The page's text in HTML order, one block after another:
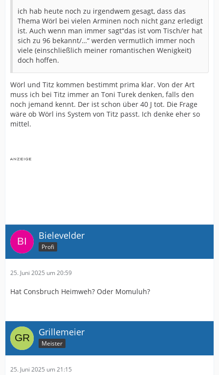
ich hab heute noch zu irgendwem gesagt, dass das
Thema Wörl bei vielen Arminen noch nicht ganz erledigt
ist. Auch wenn man immer sagt“das ist vom Tisch/er hat
sich zu 96 bekannt/…“ werden vermutlich immer noch
viele (einschließlich meiner romantischen Wenigkeit)
doch hoffen.
Wörl und Titz kommen bestimmt prima klar. Von der Art
muss ich bei Titz immer an Toni Turek denken, falls den
noch jemand kennt. Der ist schon über 40 J tot. Die Frage
wäre ob Wörl ins System von Titz passt. Ich denke eher so
mittel.
Bielevelder
Profi
25. Juni 2025 um 20:59
Hat Consbruch Heimweh? Oder Momuluh?
Grillemeier
Meister
25. Juni 2025 um 21:15